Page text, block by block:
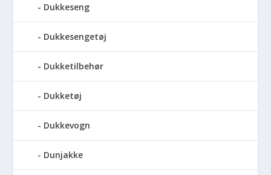
Dukkeseng
Dukkesengetøj
Dukketilbehør
Dukketøj
Dukkevogn
Dunjakke